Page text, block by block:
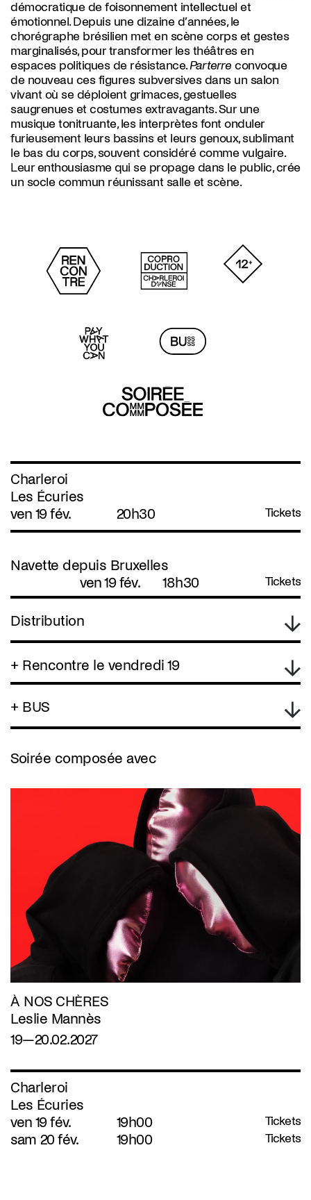
démocratique de foisonnement intellectuel et
émotionnel. Depuis une dizaine d’années, le
chorégraphe brésilien met en scène corps et gestes
marginalisés, pour transformer les théâtres en
espaces politiques de résistance.Parterre convoque
de nouveau ces figures subversives dans un salon
vivant où se déploient grimaces, gestuelles
saugrenues et costumes extravagants. Sur une
musique tonitruante, les interprètes font onduler
furieusement leurs bassins et leurs genoux, sublimant
le bas du corps, souvent considéré comme vulgaire.
Leur enthousiasme qui se propage dans le public, crée
un socle commun réunissant salle et scène.
Charleroi
Les Écuries
ven 19 fév.
20h30 Tickets
Navette depuis Bruxelles
ven 19 fév.
18h30 Tickets
Distribution
+ Rencontre le vendredi 19
+ BUS
Soirée composée avec
À NOS CHÈRES
Leslie Mannès
19—20.02.2027
Charleroi
Les Écuries
ven 19 fév.
19h00 Tickets
sam 20 fév. 19h00 Tickets